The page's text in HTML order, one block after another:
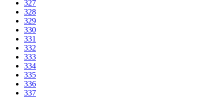
327
328
329
330
331
332
333
334
335
336
337